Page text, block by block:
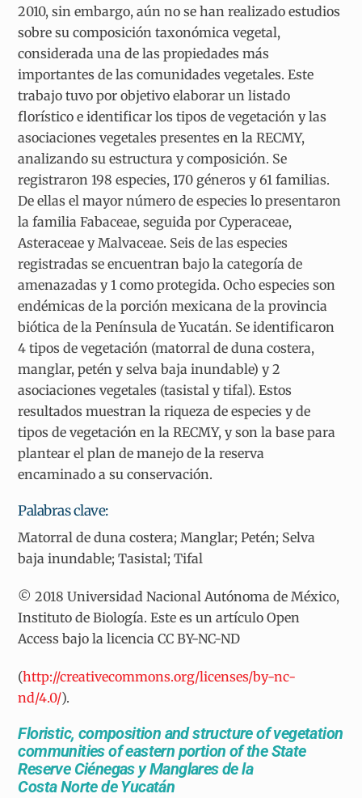
2010, sin embargo, aún no se han realizado estudios
sobre su composición taxonómica vegetal,
considerada una de las propiedades más
importantes de las comunidades vegetales. Este
trabajo tuvo por objetivo elaborar un listado
florístico e identificar los tipos de vegetación y las
asociaciones vegetales presentes en la RECMY,
analizando su estructura y composición. Se
registraron 198 especies, 170 géneros y 61 familias.
De ellas el mayor número de especies lo presentaron
la familia Fabaceae, seguida por Cyperaceae,
Asteraceae y Malvaceae. Seis de las especies
registradas se encuentran bajo la categoría de
amenazadas y 1 como protegida. Ocho especies son
endémicas de la porción mexicana de la provincia
biótica de la Península de Yucatán. Se identificaron
4 tipos de vegetación (matorral de duna costera,
manglar, petén y selva baja inundable) y 2
asociaciones vegetales (tasistal y tifal). Estos
resultados muestran la riqueza de especies y de
tipos de vegetación en la RECMY, y son la base para
plantear el plan de manejo de la reserva
encaminado a su conservación.
Palabras clave:
Matorral de duna costera; Manglar; Petén; Selva
baja inundable; Tasistal; Tifal
© 2018 Universidad Nacional Autónoma de México,
Instituto de Biología. Este es un artículo Open
Access bajo la licencia CC BY-NC-ND
(http://creativecommons.org/licenses/by-nc-
nd/4.0/).
Floristic, composition and structure of vegetation
communities of eastern portion of the State
Reserve Ciénegas y Manglares de la
Costa Norte de Yucatán